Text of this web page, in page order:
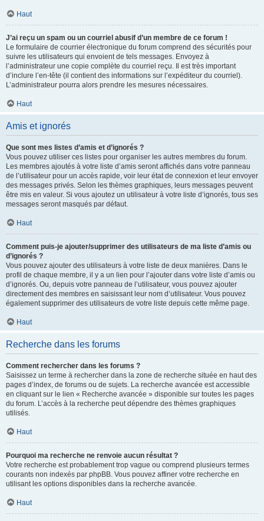
Haut
J’ai reçu un spam ou un courriel abusif d’un membre de ce forum !
Le formulaire de courrier électronique du forum comprend des sécurités pour
suivre les utilisateurs qui envoient de tels messages. Envoyez à
l’administrateur une copie complète du courriel reçu. Il est très important
d’inclure l’en-tête (il contient des informations sur l’expéditeur du courriel).
L’administrateur pourra alors prendre les mesures nécessaires.
Haut
Amis et ignorés
Que sont mes listes d’amis et d’ignorés ?
Vous pouvez utiliser ces listes pour organiser les autres membres du forum.
Les membres ajoutés à votre liste d’amis seront affichés dans votre panneau
de l’utilisateur pour un accès rapide, voir leur état de connexion et leur envoyer
des messages privés. Selon les thèmes graphiques, leurs messages peuvent
être mis en valeur. Si vous ajoutez un utilisateur à votre liste d’ignorés, tous ses
messages seront masqués par défaut.
Haut
Comment puis-je ajouter/supprimer des utilisateurs de ma liste d’amis ou
d’ignorés ?
Vous pouvez ajouter des utilisateurs à votre liste de deux manières. Dans le
profil de chaque membre, il y a un lien pour l’ajouter dans votre liste d’amis ou
d’ignorés. Ou, depuis votre panneau de l’utilisateur, vous pouvez ajouter
directement des membres en saisissant leur nom d’utilisateur. Vous pouvez
également supprimer des utilisateurs de votre liste depuis cette même page.
Haut
Recherche dans les forums
Comment rechercher dans les forums ?
Saisissez un terme à rechercher dans la zone de recherche située en haut des
pages d’index, de forums ou de sujets. La recherche avancée est accessible
en cliquant sur le lien « Recherche avancée » disponible sur toutes les pages
du forum. L’accès à la recherche peut dépendre des thèmes graphiques
utilisés.
Haut
Pourquoi ma recherche ne renvoie aucun résultat ?
Votre recherche est probablement trop vague ou comprend plusieurs termes
courants non indexés par phpBB. Vous pouvez affiner votre recherche en
utilisant les options disponibles dans la recherche avancée.
Haut